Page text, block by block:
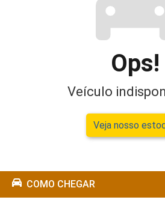
Ops!
Veículo
Veja nosso
COMO CHEGAR